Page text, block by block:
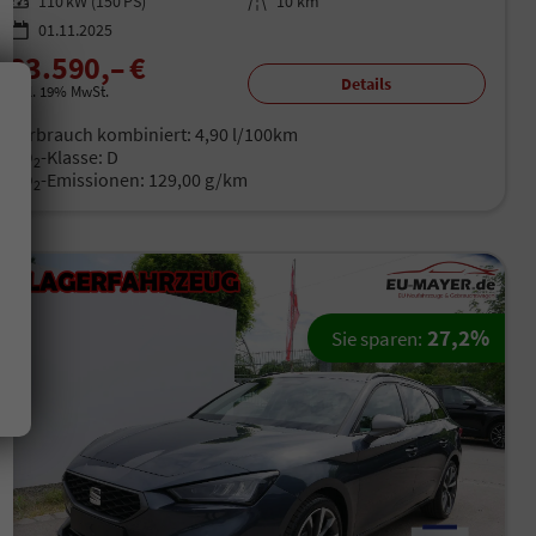
01.11.2025
33.590,– €
incl. 19% MwSt. Details
Verbrauch kombiniert: 4,90 l/100km
CO2-Klasse: D
CO2-Emissionen: 129,00 g/km
Sie sparen: 27,2%